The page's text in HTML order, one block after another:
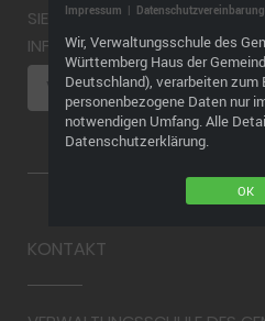
SIE MÖCHTEN EINEN WIDERRUF
INFORMATIONEN FINDEN SIE
VERTRAG WIDERRUFEN
KONTAKT
Impressum |
Wir, Verwaltungsschule des
Württemberg Haus der
Deutschland), verarbeiten zum
personenbezogene Daten nur
notwendigen Umfang. Alle
Datenschutzerklärung.
OK